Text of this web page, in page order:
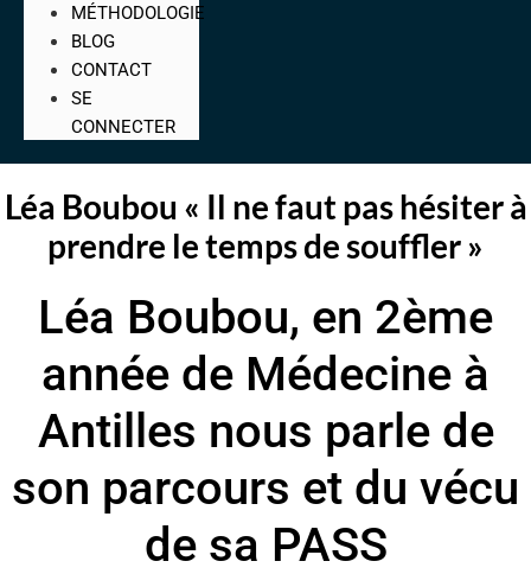
MÉTHODOLOGIE
BLOG
CONTACT
SE
CONNECTER
Léa Boubou « Il ne faut pas hésiter à
prendre le temps de souffler »
Léa Boubou, en 2ème
année de Médecine à
Antilles nous parle de
son parcours et du vécu
de sa PASS